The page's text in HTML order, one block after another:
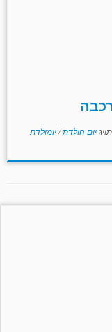
תויגיום הולדת/יומולדת